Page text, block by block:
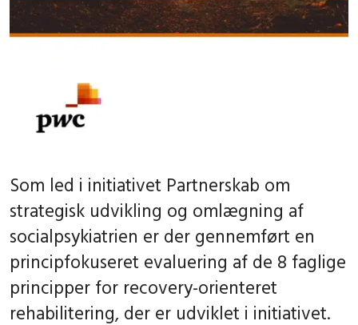
Som led i initiativet Partnerskab om
strategisk udvikling og omlægning af
socialpsykiatrien er der gennemført en
principfokuseret evaluering af de 8 faglige
principper for recovery-orienteret
rehabilitering, der er udviklet i initiativet.